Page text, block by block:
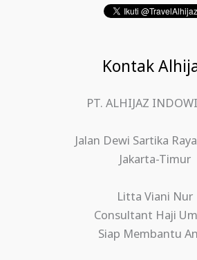
Kontak
PT. ALHIJAZ
Jalan Dewi Sartika
Jakarta-Timur
Litta Viani Nur
Consultant Haji
Siap Membantu